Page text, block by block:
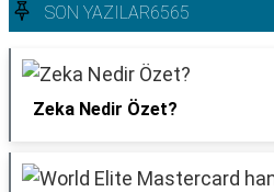
SON YAZILAR6565
Zeka Nedir Özet?